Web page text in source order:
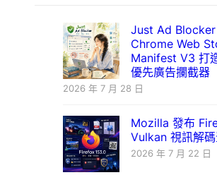
Just Ad Blocker
Chrome Web
Manifest V3 打
優先廣告攔截器
2026 年 7 月 28 日
Mozilla 發布
Vulkan 視訊解
2026 年 7 月 22 日